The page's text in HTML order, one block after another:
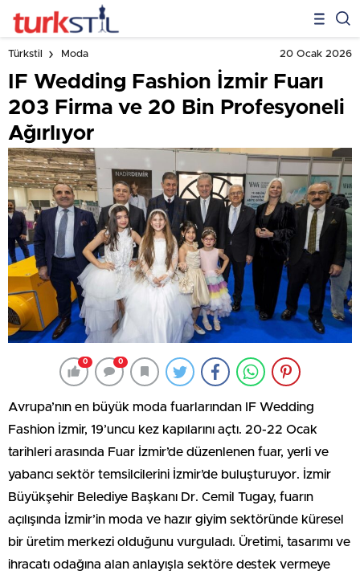
Türkstil Moda 20 Ocak 2026
IF Wedding Fashion İzmir Fuarı
203 Firma ve 20 Bin Profesyoneli
Ağırlıyor
0 0
Avrupa’nın en büyük moda fuarlarından IF Wedding
Fashion İzmir, 19’uncu kez kapılarını açtı. 20-22 Ocak
tarihleri arasında Fuar İzmir’de düzenlenen fuar, yerli ve
yabancı sektör temsilcilerini İzmir’de buluşturuyor. İzmir
Büyükşehir Belediye Başkanı Dr. Cemil Tugay, fuarın
açılışında İzmir’in moda ve hazır giyim sektöründe küresel
bir üretim merkezi olduğunu vurguladı. Üretimi, tasarımı ve
ihracatı odağına alan anlayışla sektöre destek vermeye